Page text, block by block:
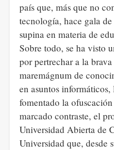
país que, más que no
tecnología, hace gala
supina en materia de
Sobre todo, se ha visto
por pertrechar a la
maremágnum de
en asuntos
fomentado la
marcado contraste, el
Universidad Abierta de
Universidad que, desde